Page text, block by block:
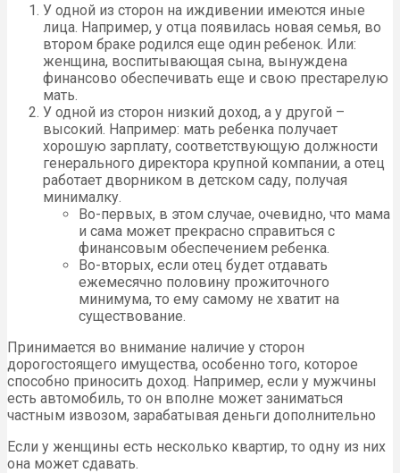
У одной из сторон на иждивении имеются иные
лица. Например, у отца появилась новая семья, во
втором браке родился еще один ребенок. Или:
женщина, воспитывающая сына, вынуждена
финансово обеспечивать еще и свою престарелую
мать.
У одной из сторон низкий доход, а у другой –
высокий. Например: мать ребенка получает
хорошую зарплату, соответствующую должности
генерального директора крупной компании, а отец
работает дворником в детском саду, получая
минималку.
Во-первых, в этом случае, очевидно, что мама
и сама может прекрасно справиться с
финансовым обеспечением ребенка.
Во-вторых, если отец будет отдавать
ежемесячно половину прожиточного
минимума, то ему самому не хватит на
существование.
Принимается во внимание наличие у сторон
дорогостоящего имущества, особенно того, которое
способно приносить доход. Например, если у мужчины
есть автомобиль, то он вполне может заниматься
частным извозом, зарабатывая деньги дополнительно
Если у женщины есть несколько квартир, то одну из них
она может сдавать.